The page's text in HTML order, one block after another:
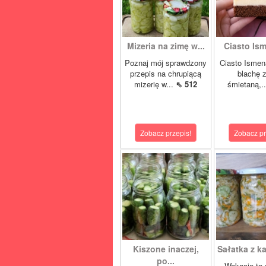
Mizeria na zimę w...
Poznaj mój sprawdzony
przepis na chrupiącą
mizerię w... ⇖ 512
Zobacz przepis!
Ciasto
Ciasto
blachę
Zobacz
Kiszone inaczej,
po...
Sałatka z